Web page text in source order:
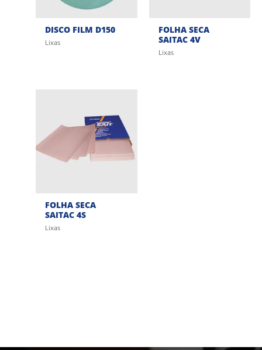
DISCO FILM D150
Lixas
FOLHA SECA
SAITAC 4V
Lixas
FOLHA SECA
SAITAC 4S
Lixas